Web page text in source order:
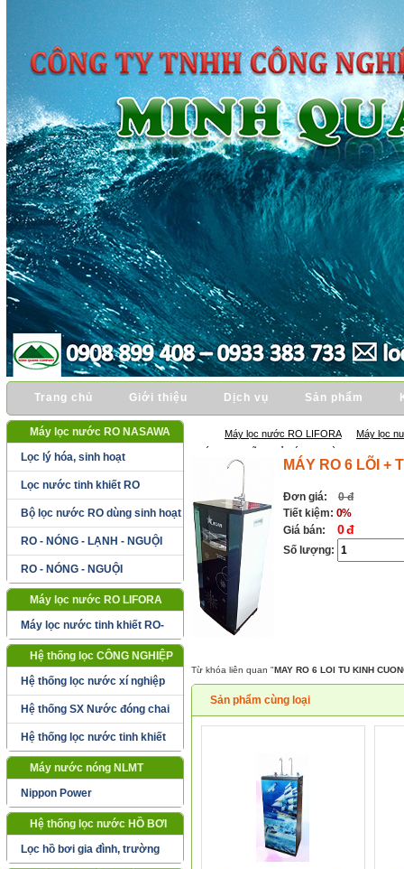
Trang chủ Giới thiệu Dịch vụ Sản phẩm
Máy lọc nước RO NASAWA
Lọc lý hóa, sinh hoạt
Lọc nước tinh khiết RO
Bộ lọc nước RO dùng sinh hoạt
RO - NÓNG - LẠNH - NGUỘI
RO - NÓNG - NGUỘI
Máy lọc nước RO LIFORA
Máy lọc nước tinh khiết RO-
LIFORAHệ thống lọc CÔNG NGHIỆP
Hệ thống lọc nước xí nghiệp
Hệ thống SX Nước đóng chai
Hệ thống lọc nước tinh khiết
Máy nước nóng NLMT
Nippon Power
Hệ thống lọc nước HỒ BƠI
Lọc hồ bơi gia đình, trường
Máy lọc nước RO LIFORA
Máy lọc
MÁY RO 6 LÕI +
Đơn giá:
0 đ
Tiết kiệm:0%
Giá bán:
0 đ
Số lượng:
Từ khóa liên quan "MAY RO 6 LOI TU KINH
Sản phẩm cùng loại